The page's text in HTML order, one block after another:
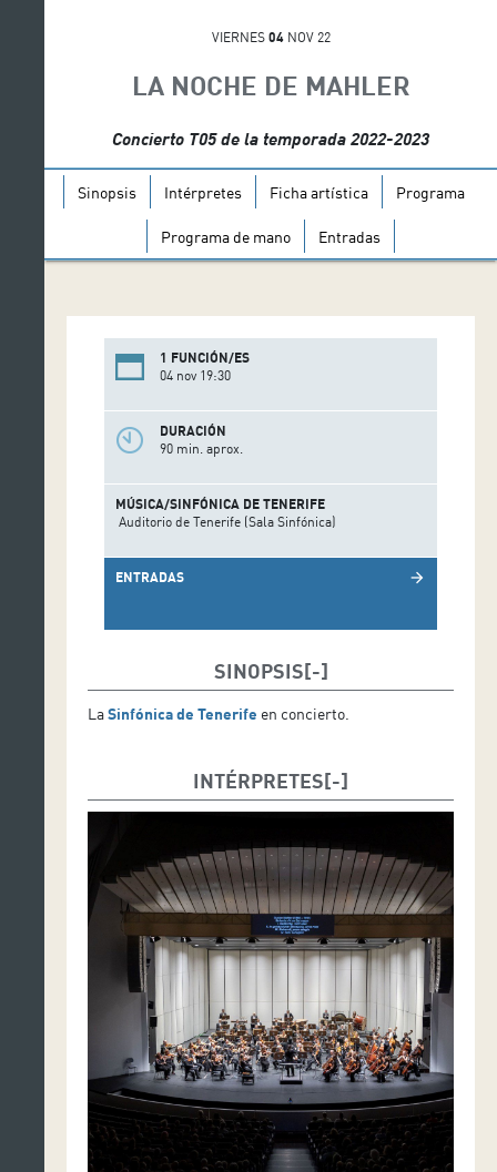
VIERNES 04NOV 22
LA NOCHE DE MAHLER
Concierto T05 de la temporada 2022-2023
Sinopsis Intérpretes Ficha artística Programa
Programa de mano Entradas
1 FUNCIÓN/ES
04 nov 19:30
DURACIÓN
90 min. aprox.
MÚSICA/SINFÓNICA DE TENERIFE
Auditorio de Tenerife (Sala Sinfónica)
ENTRADAS arrow_forward
SINOPSIS
LaSinfónica de Tenerife en concierto.
INTÉRPRETES